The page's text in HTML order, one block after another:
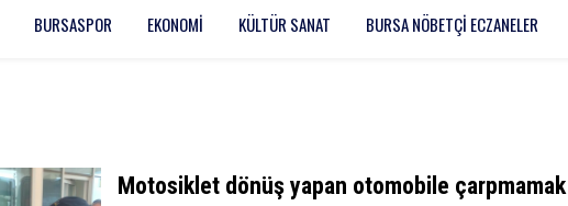
BURSASPOR EKONOMI KÜLTÜR SANAT BURSA NÖBETÇI ECZANELER
Motosiklet dönüş yapan otomobile çarpmamak